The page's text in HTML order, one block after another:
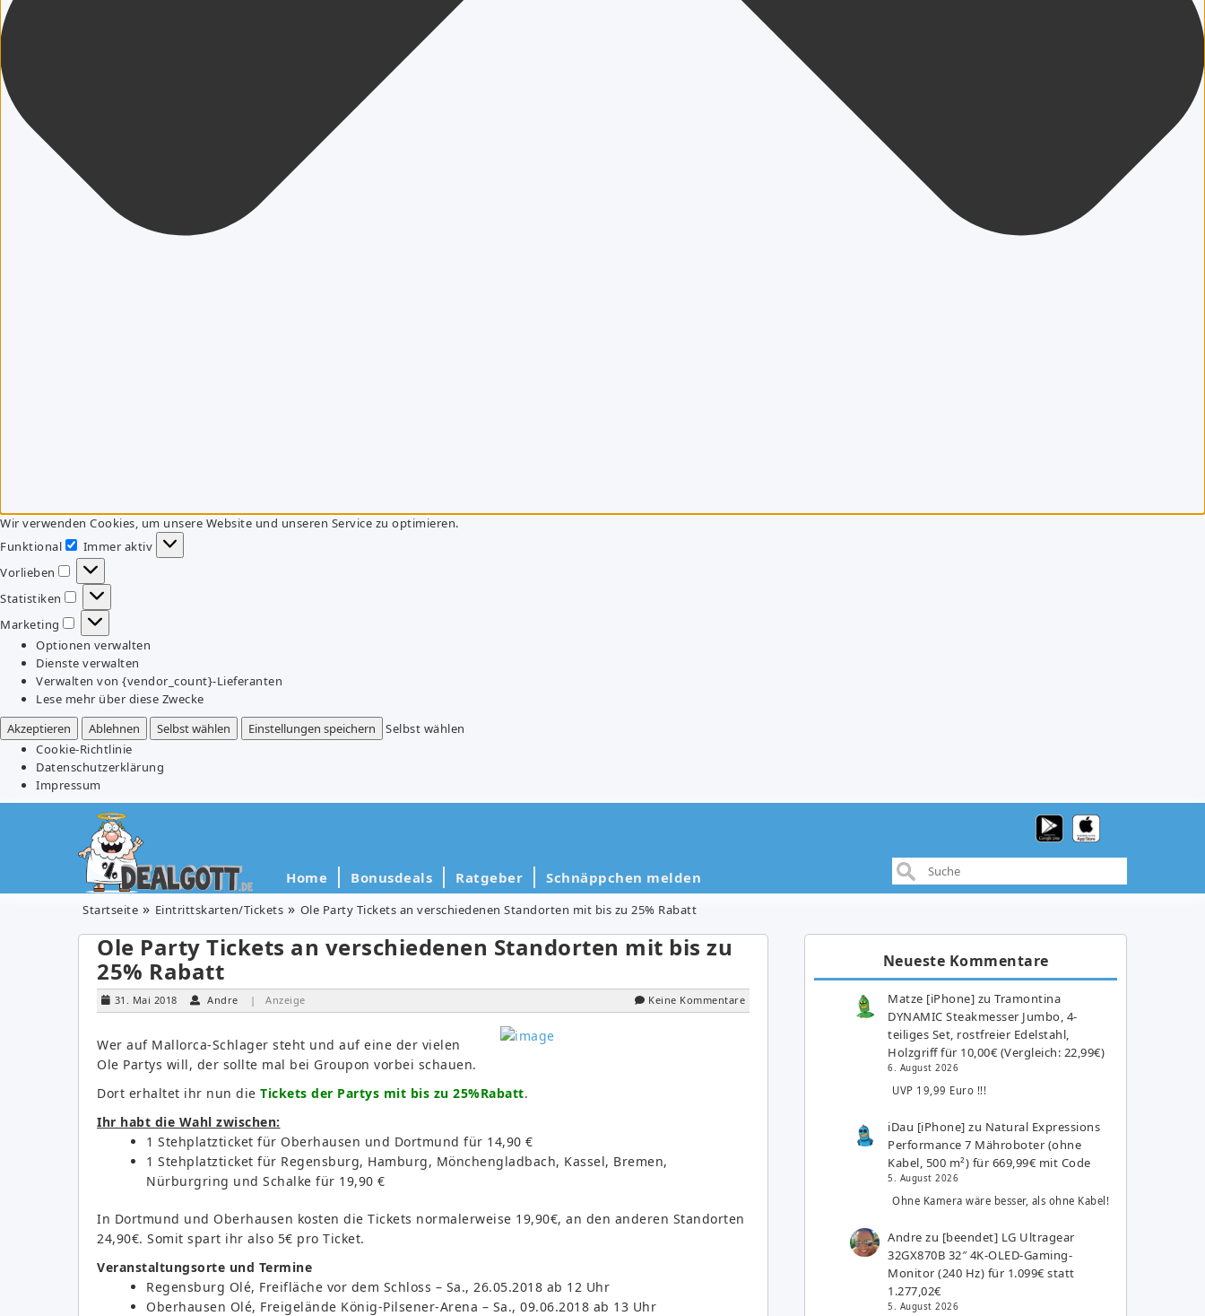
Wir verwenden Cookies, um unsere Website und unseren Service zu optimieren.
Funktional
Funktional
Immer aktiv
Vorlieben
Vorlieben
Statistiken
Statistiken
Marketing
Marketing
Optionen verwalten
Dienste verwalten
Verwalten von {vendor_count}-Lieferanten
Lese mehr über diese Zwecke
Akzeptieren
Ablehnen Selbst wählen Einstellungen speichern
Selbst wählen
Cookie-Richtlinie
Datenschutzerklärung
Impressum
Home Bonusdeals Ratgeber Schnäppchen melden
Startseite Eintrittskarten/Tickets Ole Party Tickets an verschiedenen Standorten mit bis zu 25% Rabatt
Ole Party Tickets an verschiedenen Standorten mit bis zu
25% Rabatt
31. Mai 2018 Andre | Anzeige Keine Kommentare
Wer auf Mallorca-Schlager steht und auf eine der vielen
Ole Partys will, der sollte mal bei Groupon vorbei schauen.
Dort erhaltet ihr nun die Tickets der Partys mit bis zu 25%Rabatt.
Ihr habt die Wahl zwischen:
1 Stehplatzticket für Oberhausen und Dortmund für 14,90 €
1 Stehplatzticket für Regensburg, Hamburg, Mönchengladbach, Kassel, Bremen,
Nürburgring und Schalke für 19,90 €
In Dortmund und Oberhausen kosten die Tickets normalerweise 19,90€, an den anderen Standorten
24,90€. Somit spart ihr also 5€ pro Ticket.
Veranstaltungsorte und Termine
Regensburg Olé, Freifläche vor dem Schloss – Sa., 26.05.2018 ab 12 Uhr
Oberhausen Olé, Freigelände König-Pilsener-Arena – Sa., 09.06.2018 ab 13 Uhr
Neueste Kommentare
Matze [iPhone] zuTramontina
DYNAMIC Steakmesser Jumbo, 4-
teiliges Set, rostfreier Edelstahl,
Holzgriff für 10,00€ (Vergleich: 22,99€)
6. August 2026
UVP 19,99 Euro !!!
iDau [iPhone] zu Natural Expressions
Performance 7 Mähroboter (ohne
Kabel, 500 m²) für 669,99€ mit Code
5. August 2026
Ohne Kamera wäre besser, als ohne Kabel!
Andre zu [beendet] LG Ultragear
32GX870B 32″ 4K-OLED-Gaming-
Monitor (240 Hz) für 1.099€ statt
1.277,02€
5. August 2026